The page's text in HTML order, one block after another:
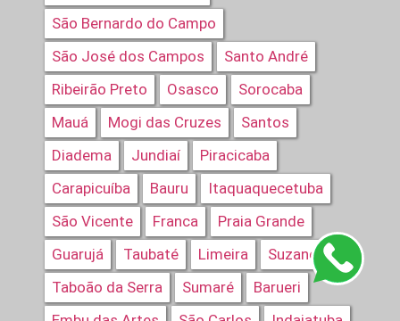
São Bernardo do Campo
São José dos Campos
Santo André
Ribeirão Preto
Osasco
Sorocaba
Mauá
Mogi das Cruzes
Santos
Diadema
Jundiaí
Piracicaba
Carapicuíba
Bauru
Itaquaquecetuba
São Vicente
Franca
Praia Grande
Guarujá
Taubaté Limeira
Suzano
Taboão da Serra
Sumaré
Barueri